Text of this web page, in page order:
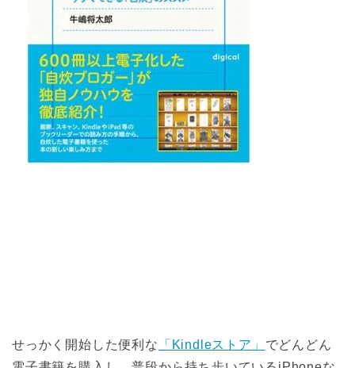
せっかく開始した便利な 「Kindleストア」 でどんどん